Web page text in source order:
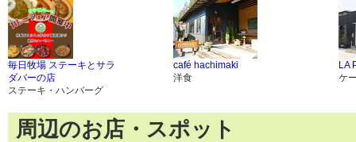
毎日牧場 ステーキとサラ
ダバーの店
ステーキ・ハンバーグ
café hachimaki
洋食
LA
ケ
周辺のお店・スポット